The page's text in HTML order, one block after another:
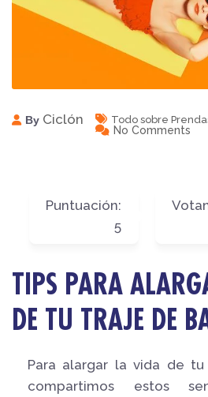
By Ciclón Todo sobre
No Comments
Puntuación:
5
TIPS PARA
DE TU TRAJE DE
Para alargar la vida de
compartimos estos